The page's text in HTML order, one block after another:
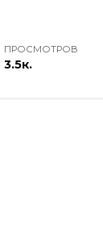
ПРОСМОТРОВ
3.5к.